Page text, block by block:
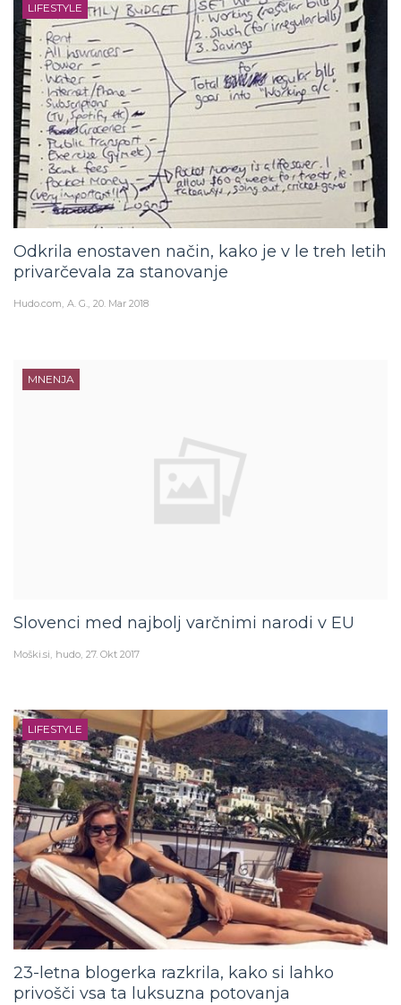
LIFESTYLE
Odkrila enostaven način, kako je v le treh letih
privarčevala za stanovanje
Hudo.com A. G. 20. Mar 2018
MNENJA
Slovenci med najbolj varčnimi narodi v EU
Moški.si hudo 27. Okt 2017
LIFESTYLE
23-letna blogerka razkrila, kako si lahko
privošči vsa ta luksuzna potovanja